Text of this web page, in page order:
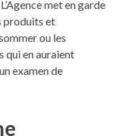
met en garde
produits et
ou les
qui en auraient
examen de